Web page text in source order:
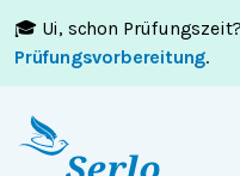
🎓 Ui, schon Prüfungszeit?
Prüfungsvorbereitung.
Springe zumInhaltoder